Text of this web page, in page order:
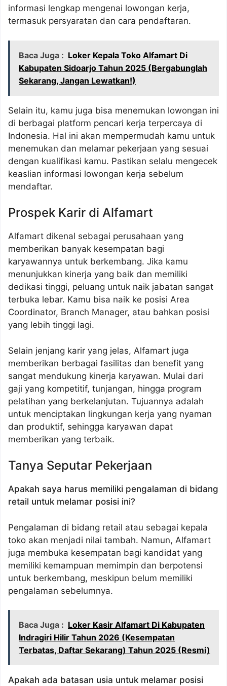
informasi lengkap mengenai lowongan kerja,
termasuk persyaratan dan cara pendaftaran.
Baca Juga : Loker Kepala Toko Alfamart Di
Kabupaten Sidoarjo Tahun 2025 (Bergabunglah
Sekarang, Jangan Lewatkan!)
Selain itu, kamu juga bisa menemukan lowongan ini
di berbagai platform pencari kerja terpercaya di
Indonesia. Hal ini akan mempermudah kamu untuk
menemukan dan melamar pekerjaan yang sesuai
dengan kualifikasi kamu. Pastikan selalu mengecek
keaslian informasi lowongan kerja sebelum
mendaftar.
Prospek Karir di Alfamart
Alfamart dikenal sebagai perusahaan yang
memberikan banyak kesempatan bagi
karyawannya untuk berkembang. Jika kamu
menunjukkan kinerja yang baik dan memiliki
dedikasi tinggi, peluang untuk naik jabatan sangat
terbuka lebar. Kamu bisa naik ke posisi Area
Coordinator, Branch Manager, atau bahkan posisi
yang lebih tinggi lagi.
Selain jenjang karir yang jelas, Alfamart juga
memberikan berbagai fasilitas dan benefit yang
sangat mendukung kinerja karyawan. Mulai dari
gaji yang kompetitif, tunjangan, hingga program
pelatihan yang berkelanjutan. Tujuannya adalah
untuk menciptakan lingkungan kerja yang nyaman
dan produktif, sehingga karyawan dapat
memberikan yang terbaik.
Tanya Seputar Pekerjaan
Apakah saya harus memiliki pengalaman di bidang
retail untuk melamar posisi ini?
Pengalaman di bidang retail atau sebagai kepala
toko akan menjadi nilai tambah. Namun, Alfamart
juga membuka kesempatan bagi kandidat yang
memiliki kemampuan memimpin dan berpotensi
untuk berkembang, meskipun belum memiliki
pengalaman sebelumnya.
Baca Juga : Loker Kasir Alfamart Di Kabupaten
Indragiri Hilir Tahun 2026 (Kesempatan
Terbatas, Daftar Sekarang) Tahun 2025 (Resmi)
Apakah ada batasan usia untuk melamar posisi